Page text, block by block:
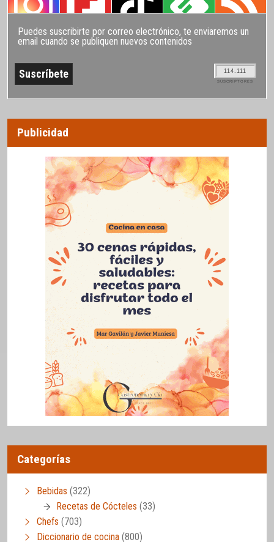
Puedes suscribirte por correo electrónico, te enviaremos un
email cuando se publiquen nuevos contenidos
114.111
SUSCRIPTORES
Publicidad
Categorías
Bebidas (322)
Recetas de Cócteles (33)
Chefs (703)
Diccionario de cocina (800)